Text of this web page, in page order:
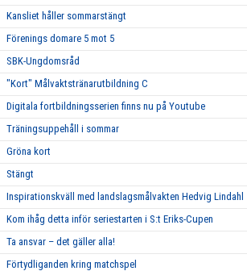
Kansliet håller sommarstängt
Förenings domare 5 mot 5
SBK-Ungdomsråd
"Kort" Målvaktstränarutbildning C
Digitala fortbildningsserien finns nu på Youtube
Träningsuppehåll i sommar
Gröna kort
Stängt
Inspirationskväll med landslagsmålvakten Hedvig Lindahl
Kom ihåg detta inför seriestarten i S:t Eriks-Cupen
Ta ansvar – det gäller alla!
Förtydliganden kring matchspel